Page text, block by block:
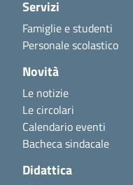
Servizi
Famiglie e studenti
Personale scolastico
Novità
Le notizie
Le circolari
Calendario eventi
Bacheca sindacale
Didattica